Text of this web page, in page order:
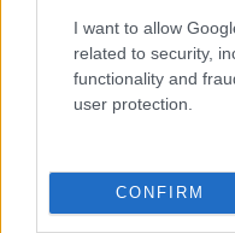
I want to allow
related to security,
functionality and
user protection.
CONFIRM
A maggior ragione,
mia generazione ha
assumersi una
nuovo mondo
entusiasmanti